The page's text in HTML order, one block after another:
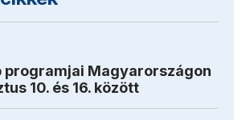
programjai Magyarországon
10. és 16. között